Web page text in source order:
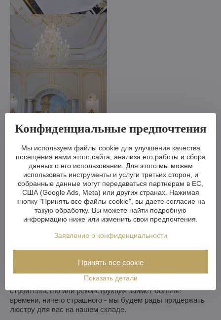
больше, изменить кронштейны, количество лампочек,
укоротить или удлинить цепь - возможности практически
безграничны. А если вам этого недостаточно, мы можем
изготовить хрустальную люстру по вашему проекту.
Если вы не выбрали люстру из нашего ассортимента, мы
изготовим для вас полностью индивидуальную люстру.
Все, что вам нужно, - это рисунок или даже картинка/
фотография того, как вы представляете себе люстру. Мы
оценим возможности производства и в течение недели
Мы можем выполнить простые изменения в течение 3-4
недель, в то время как более сложные изменения или
люстра на заказ займут примерно 8-10 недель. Если
строительство или реконструкция займет больше
времени, ничего страшного - мы будем рады придержать
люстру для вас на нашем складе.
Конфиденциальные предпочтения
Мы используем файлы cookie для улучшения качества
посещения вами этого сайта, анализа его работы и сбора
данных о его использовании. Для этого мы можем
использовать инструменты и услуги третьих сторон, и
собранные данные могут передаваться партнерам в ЕС,
США (Google Ads, Meta) или других странах. Нажимая
кнопку "Принять все файлы cookie", вы даете согласие на
такую обработку. Вы можете найти подробную
информацию ниже или изменить свои предпочтения.
Заявление о конфиденциальности
Показать детали
Принять все cookie